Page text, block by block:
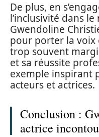
De plus, en
l’inclusivité dans
Gwendoline
pour porter la voix
trop souvent
et sa réussite
exemple inspirant
acteurs et actrices.
Conclusion :
actrice